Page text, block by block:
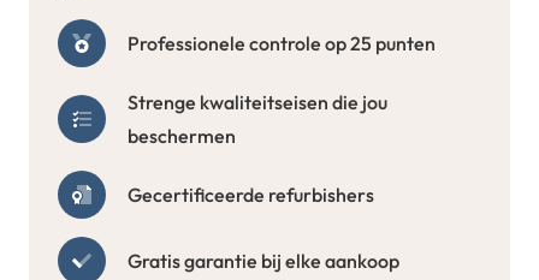
Professionele controle op 25 punten
Strenge kwaliteitseisen die jou
beschermen
Gecertificeerde refurbishers
Gratis garantie bij elke aankoop